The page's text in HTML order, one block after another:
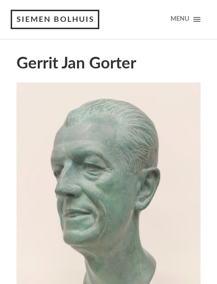
SIEMEN BOLHUIS MENU
Gerrit Jan Gorter